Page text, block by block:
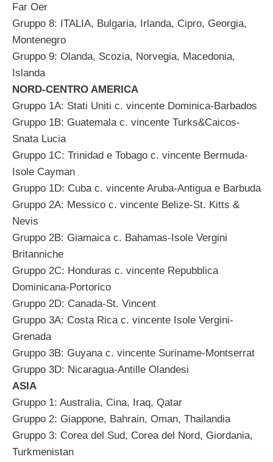
Far Oer
Gruppo 8: ITALIA, Bulgaria, Irlanda, Cipro, Georgia,
Montenegro
Gruppo 9: Olanda, Scozia, Norvegia, Macedonia,
Islanda
NORD-CENTRO AMERICA
Gruppo 1A: Stati Uniti c. vincente Dominica-Barbados
Gruppo 1B: Guatemala c. vincente Turks&Caicos-
Snata Lucia
Gruppo 1C: Trinidad e Tobago c. vincente Bermuda-
Isole Cayman
Gruppo 1D: Cuba c. vincente Aruba-Antigua e Barbuda
Gruppo 2A: Messico c. vincente Belize-St. Kitts &
Nevis
Gruppo 2B: Giamaica c. Bahamas-Isole Vergini
Britanniche
Gruppo 2C: Honduras c. vincente Repubblica
Dominicana-Portorico
Gruppo 2D: Canada-St. Vincent
Gruppo 3A: Costa Rica c. vincente Isole Vergini-
Grenada
Gruppo 3B: Guyana c. vincente Suriname-Montserrat
Gruppo 3D: Nicaragua-Antille Olandesi
ASIA
Gruppo 1: Australia, Cina, Iraq, Qatar
Gruppo 2: Giappone, Bahrain, Oman, Thailandia
Gruppo 3: Corea del Sud, Corea del Nord, Giordania,
Turkmenistan